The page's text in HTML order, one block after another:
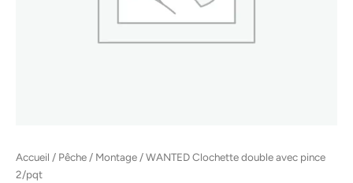
Accueil / Pêche / Montage / WANTED Clochette double avec pince
2/pqt